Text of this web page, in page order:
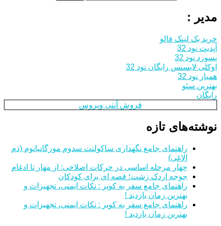
مدیر :
خرید بک لینک فالو
آپدیت نود 32
پسورد نود 32
اوکلی لایسنس رایگان نود 32
همیار نود 32
بهترین سئو
رایگان
فروش آنتی ویروس
نوشته‌های تازه
راهنمای جامع نگهداری ساکولنت سدوم مورگانیانوم (دم
الاغی)
چهار مرحله اساسی در حرکات اصلاحی: از مهار تا ادغام
جوجه اردک زشت؛ قصه ای برای کودکان
راهنمای جامع سفر به کویر : نکات ایمنی، تجهیزات و
بهترین زمان بازدید !
راهنمای جامع سفر به کویر : نکات ایمنی، تجهیزات و
بهترین زمان بازدید !